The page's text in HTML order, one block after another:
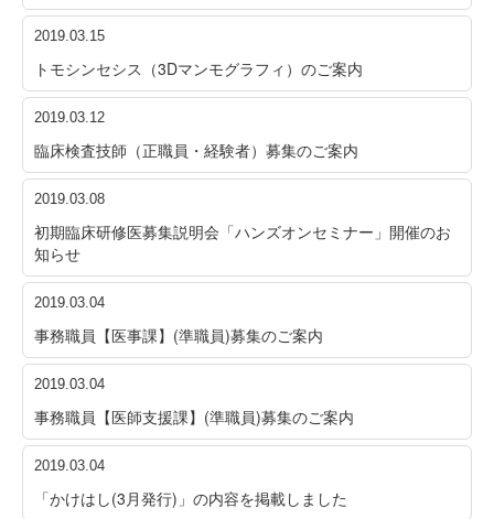
2019.03.15
トモシンセシス（3Dマンモグラフィ）のご案内
2019.03.12
臨床検査技師（正職員・経験者）募集のご案内
2019.03.08
初期臨床研修医募集説明会「ハンズオンセミナー」開催のお
知らせ
2019.03.04
事務職員【医事課】(準職員)募集のご案内
2019.03.04
事務職員【医師支援課】(準職員)募集のご案内
2019.03.04
「かけはし(3月発行)」の内容を掲載しました